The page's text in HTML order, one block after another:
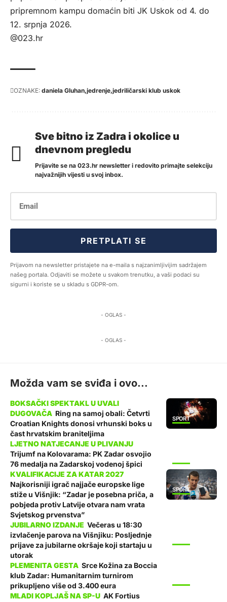
pripremnom kampu domaćin biti JK Uskok od 4. do
12. srpnja 2026.
@023.hr
OZNAKE: daniela Gluhan jedrenje jedriličarski klub uskok
Sve bitno iz Zadra i okolice u
dnevnom pregledu
Prijavite se na 023.hr newsletter i redovito primajte selekciju
najvažnijih vijesti u svoj inbox.
PRETPLATI SE
Prijavom na newsletter pristajete na e-maila s najzanimljivijim sadržajem
našeg portala. Odjaviti se možete u svakom trenutku, a vaši podaci su
sigurni i koriste se u skladu s GDPR-om.
- OGLAS -
- OGLAS -
Možda vam se sviđa i ovo...
SPORT
Ring na samoj obali: Četvrti
Croatian Knights donosi vrhunski boks u
čast hrvatskim braniteljima
Trijumf na Kolovarama: PK Zadar osvojio
76 medalja na Zadarskoj vodenoj špici
SPORT
Najkorisniji igrač najjače europske lige
stiže u Višnjik: “Zadar je posebna priča, a
pobjeda protiv Latvije otvara nam vrata
Svjetskog prvenstva”
Večeras u 18:30
izvlačenje parova na Višnjiku: Posljednje
prijave za jubilarne okršaje koji startaju u
utorak
Srce Kožina za Boccia
klub Zadar: Humanitarnim turnirom
prikupljeno više od 3.400 eura
AK Fortius